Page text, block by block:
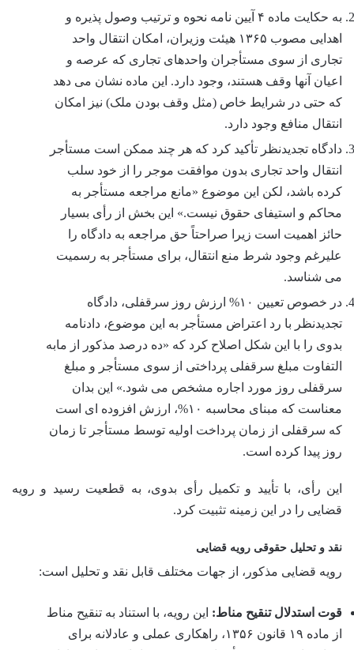
به حکایت ماده ۴ آیین نامه نحوه و ترتیب وصول پذیره و
اهدایی مصوب ۱۳۶۵ هیئت وزیران، امکان انتقال واحد
تجاری از سوی مستأجران واحدهای تجاری که عرصه و
اعیان آنها وقف هستند، وجود دارد. این ماده نشان می دهد
که حتی در شرایط خاص (مثل وقف بودن ملک) نیز امکان
انتقال منافع وجود دارد.
دادگاه تجدیدنظر تأکید کرد که هر چند ممکن است مستأجر
انتقال واحد تجاری بدون موافقت موجر را از خود سلب
کرده باشد، لکن این موضوع «مانع مراجعه مستأجر به
محاکم و استیفای حقوق نیست.» این بخش از رأی بسیار
حائز اهمیت است زیرا صراحتاً حق مراجعه به دادگاه را
علیرغم وجود شرط منع انتقال، برای مستأجر به رسمیت
می شناسد.
در خصوص تعیین ۱۰% ارزش روز سرقفلی، دادگاه
تجدیدنظر با رد اعتراض مستأجر به این موضوع، دادنامه
بدوی را با این شکل اصلاح کرد که «ده درصد مذکور از مابه
التفاوت مبلغ سرقفلی پرداختی از سوی مستأجر و مبلغ
سرقفلی روز مورد اجاره مشخص می شود.» این بدان
معناست که مبنای محاسبه ۱۰%، ارزش افزوده ای است
که سرقفلی از زمان پرداخت اولیه توسط مستأجر تا زمان
روز پیدا کرده است.
این رأی، با تأیید و تکمیل رأی بدوی، به قطعیت رسید و رویه
قضایی را در این زمینه تثبیت کرد.
نقد و تحلیل حقوقی رویه قضایی
رویه قضایی مذکور، از جهات مختلف قابل نقد و تحلیل است:
قوت استدلال تنقیح مناط: این رویه، با استناد به تنقیح مناط
از ماده ۱۹ قانون ۱۳۵۶، راهکاری عملی و عادلانه برای